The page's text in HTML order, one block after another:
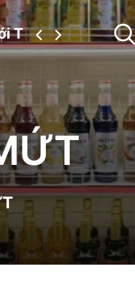
Thiệu Tin tức